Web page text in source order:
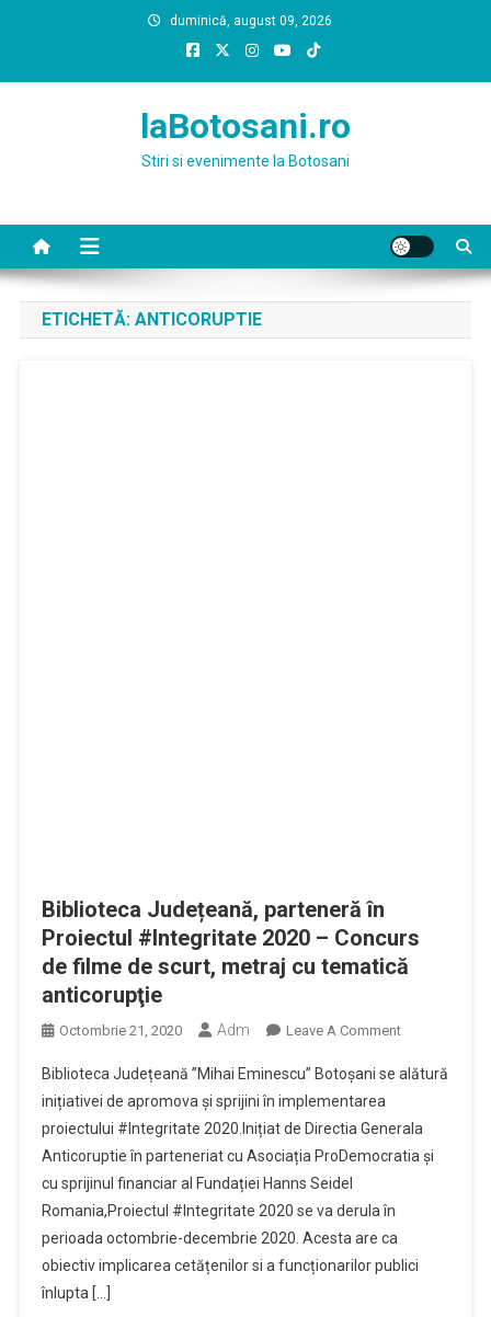
duminică, august 09, 2026
laBotosani.ro
Stiri si evenimente la Botosani
ETICHETĂ: ANTICORUPTIE
Biblioteca Județeană, parteneră în
Proiectul #Integritate 2020 – Concurs
de filme de scurt, metraj cu tematică
anticorupţie
Octombrie 21, 2020 Adm Leave A CommentOn
Județeană,
În
Proiectul
Concurs
Biblioteca Județeană ”Mihai Eminescu” Botoșani se alătură
inițiativei de apromova și sprijini în implementarea
proiectului #Integritate 2020.Inițiat de Directia Generala
Anticoruptie în parteneriat cu Asociația ProDemocratia și
cu sprijinul financiar al Fundației Hanns Seidel
Romania,Proiectul #Integritate 2020 se va derula în
perioada octombrie-decembrie 2020. Acesta are ca
obiectiv implicarea cetățenilor si a funcționarilor publici
înlupta […]